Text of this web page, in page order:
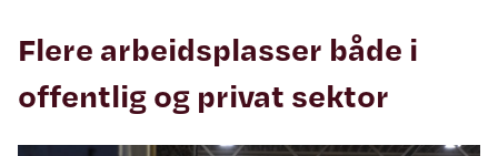
Flere arbeidsplasser både i
offentlig og privat sektor